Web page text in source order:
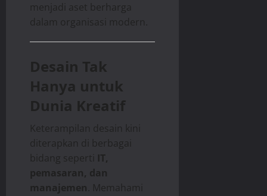
menjadi aset berharga
dalam organisasi modern.
Desain Tak
Hanya untuk
Dunia Kreatif
Keterampilan desain kini
diterapkan di berbagai
bidang seperti IT,
pemasaran, dan
manajemen . Memahami